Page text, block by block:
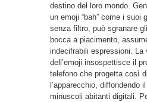
destino del loro mondo.
un emoji “bah” come i suoi
senza filtro, può sgranare
bocca a piacimento,
indecifrabili espressioni. La
dell’emoji insospettisce il
telefono che progetta così
l’apparecchio, diffondendo
minuscoli abitanti digitali.